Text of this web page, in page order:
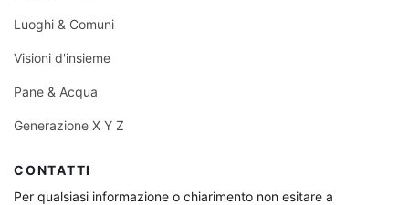
Luoghi & Comuni
Visioni d'insieme
Pane & Acqua
Generazione X Y Z
CONTATTI
Per qualsiasi informazione o chiarimento non esitare a